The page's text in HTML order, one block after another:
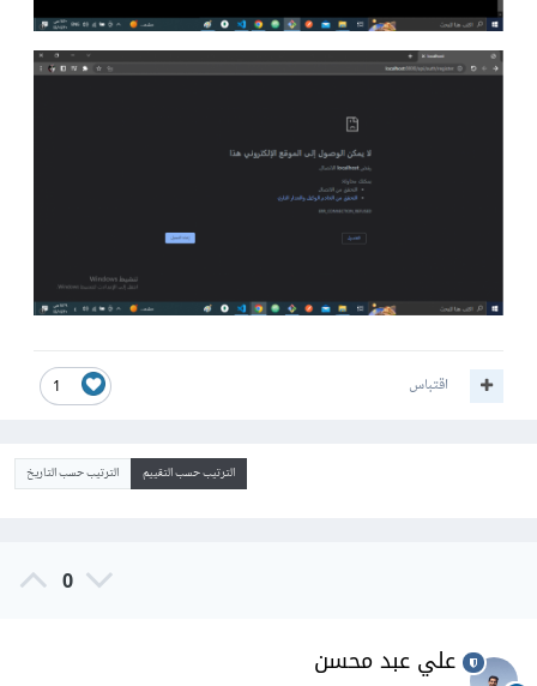
1 اقتباس
الترتيب حسب التقييم الترتيب حسب التاريخ
0
علي عبد محسن